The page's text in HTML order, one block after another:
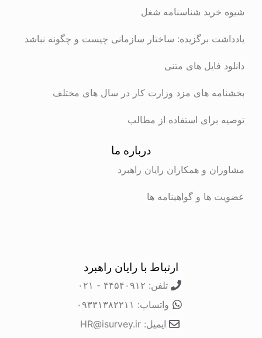
شیوه خرید شناسنامه شغل
یادداشت برگزیده: ساختار سازمانی چیست و چگونه نباشد
دانلود فایل های متنی
بخشنامه های مزد وزارت کار در سال های مختلف
توصیه برای استفاده از مطالب
درباره ما
مشاوران و همکاران رایان راهبرد
عضویت ها و گواهینامه ها
ارتباط با رایان راهبرد
تلفن: ۴۴۵۴۰۹۱۲ - ۰۲۱
واتساپ: ۰۹۳۳۱۳۸۲۲۱۱
ایمیل: HR@isurvey.ir